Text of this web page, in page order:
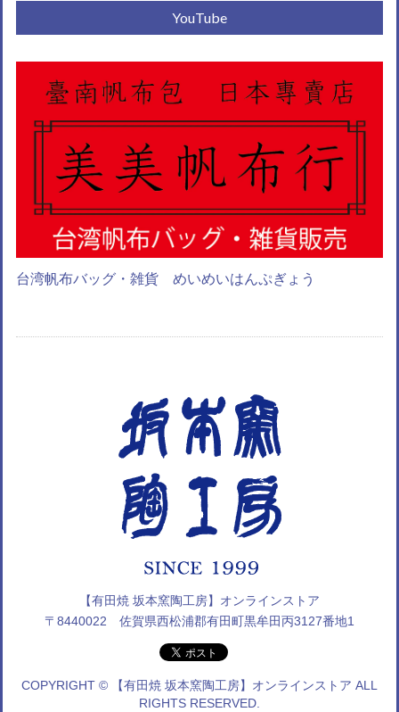
YouTube
台湾帆布バッグ・雑貨 めいめいはんぷぎょう
【有田焼 坂本窯陶工房】オンラインストア
〒8440022 佐賀県西松浦郡有田町黒牟田丙3127番地1
COPYRIGHT © 【有田焼 坂本窯陶工房】オンラインストア ALL
RIGHTS RESERVED.